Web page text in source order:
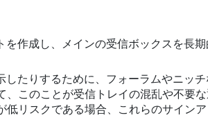
作成し、メインの受信ボックスを長
たりするために、フォーラムやニッ
このことが受信トレイの混乱や不要
リスクである場合、これらのサインア